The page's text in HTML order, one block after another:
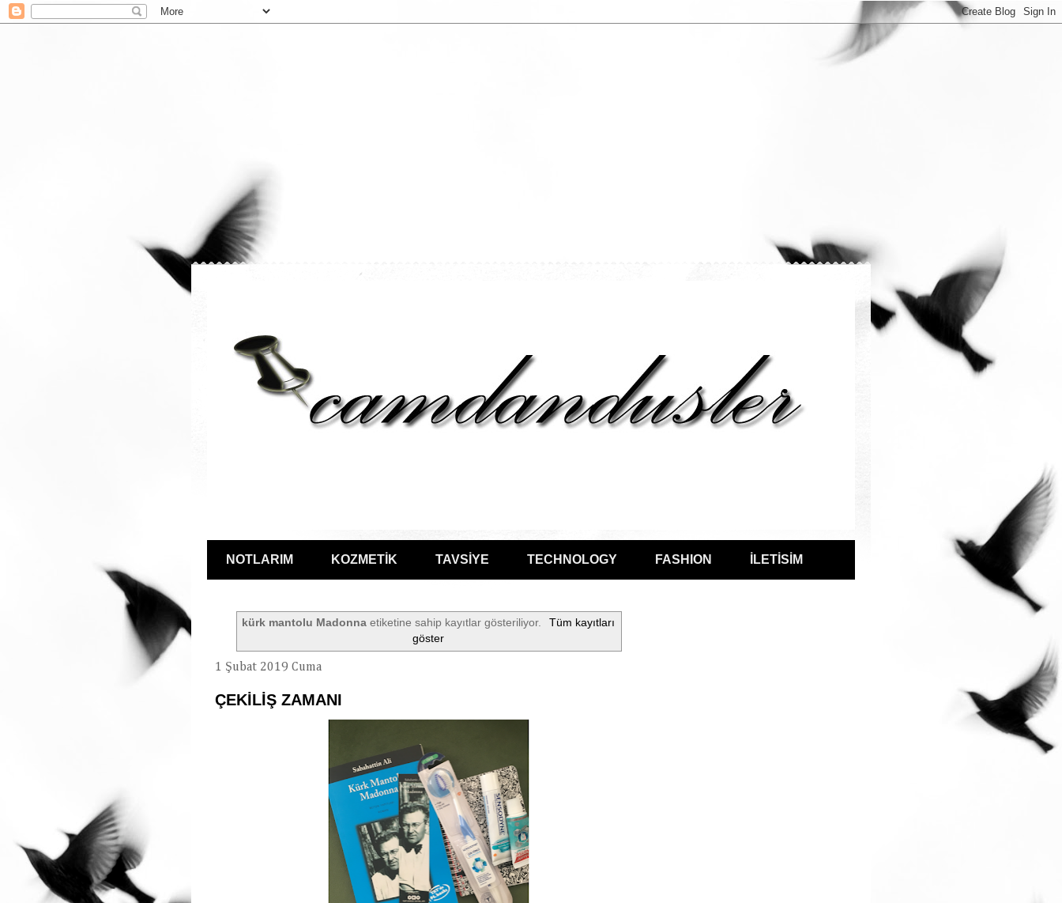
NOTLARIM KOZMETİK TAVSİYE TECHNOLOGY FASHION İLETİSİM
kürk mantolu Madonna etiketine sahip kayıtlar gösteriliyor.
Tüm kayıtları
göster
1 Şubat 2019 Cuma
ÇEKİLİŞ ZAMANI